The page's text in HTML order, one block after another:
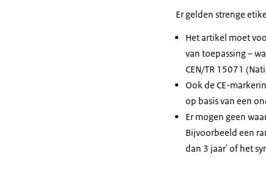
Er gelden strenge
Het artikel moet
van toepassing –
CEN/TR 15071
Ook de CE-
op basis van een
Er mogen geen
Bijvoorbeeld een
dan 3 jaar' of het